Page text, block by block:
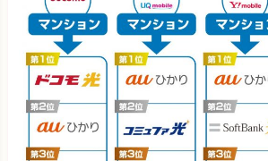
ソフトバンク光
NURO光
IIJmioひかり
DTI光